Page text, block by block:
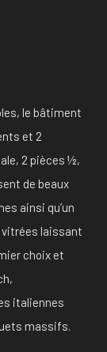
le bâtiment
et 2
2 pièces ½,
de beaux
ainsi qu’un
vitrées laissant
choix et
italiennes
massifs.